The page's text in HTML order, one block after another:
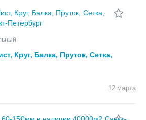
Круг, Балка, Пруток, Сетка,
12 марта